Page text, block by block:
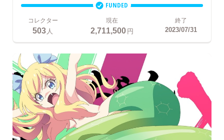
FUNDED
コレクター
503 人
現在
2,711,500円
終了
2023/07/31